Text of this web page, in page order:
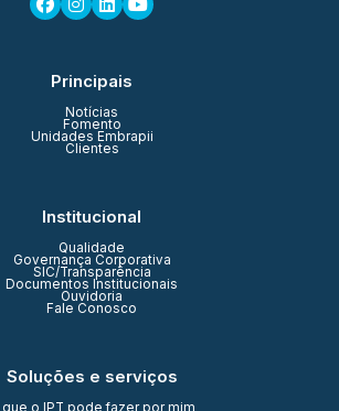
Principais
Notícias
Fomento
Unidades Embrapii
Clientes
Institucional
Qualidade
Governança Corporativa
SIC/Transparência
Documentos Institucionais
Ouvidoria
Fale Conosco
Soluções e serviços
que o IPT pode fazer por mim